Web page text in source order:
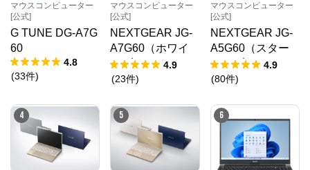
マウスコンピューター
[公式]
G TUNE DG-A7G
60
4.8
(33件)
マウスコンピューター
[公式]
NEXTGEAR JG-
A7G60（ホワイ
ト5点セット）
4.9
(23件)
マウスコンピューター
[公式]
NEXTGEAR JG-
A5G60（スター
ター5点セット）
4.9
(80件)
4 5 6